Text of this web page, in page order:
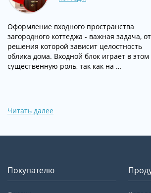
Оформление входного пространства
загородного коттеджа - важная задача, от
решения которой зависит целостность
облика дома. Входной блок играет в этом
существенную роль, так как на …
Читать далее
Покупателю